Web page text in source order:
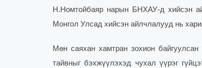
Н.Номтойбаяр нарын БНХАУ-д хийсэн
Монгол Улсад хийсэн айлчлалууд нь
Мөн саяхан хамтран зохион
тайвныг бэхжүүлэхэд чухал үүрэг